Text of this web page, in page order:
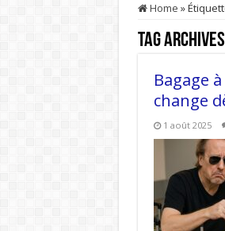
Home »
Tag
Bagage
change
1 août 2025